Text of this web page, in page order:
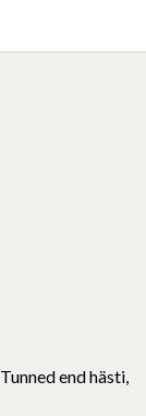
multiple
end hästi,